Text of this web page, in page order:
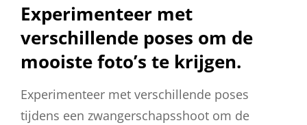
Experimenteer met
verschillende poses om de
mooiste foto’s te krijgen.
Experimenteer met verschillende poses
tijdens een zwangerschapsshoot om de